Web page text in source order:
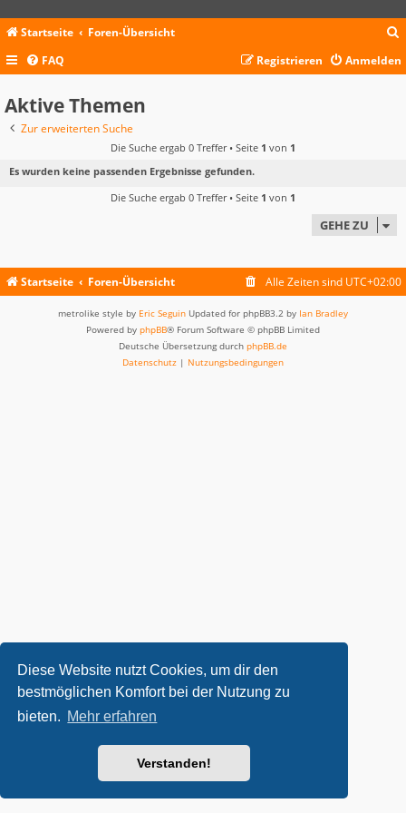
Diese Website nutzt Cookies, um dir den
bestmöglichen Komfort bei der Nutzung zu
bieten. Mehr erfahren
Verstanden!
Startseite Foren-Übersicht
c
FAQ Anmelden
Registrieren
Aktive Themen
Zur erweiterten Suche
Die Suche ergab 0 Treffer • Seite 1 von 1
Es wurden keine passenden Ergebnisse gefunden.
Die Suche ergab 0 Treffer • Seite 1 von 1
GEHE ZU
Startseite Foren-Übersicht Alle Zeiten sind UTC+02:00
metrolike style by Eric Seguin Updated for phpBB3.2 by Ian Bradley
Powered by phpBB® Forum Software © phpBB Limited
Deutsche Übersetzung durch phpBB.de
Datenschutz | Nutzungsbedingungen